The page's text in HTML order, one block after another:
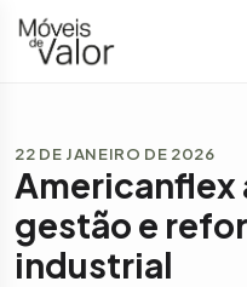
22 DE JANEIRO DE 2026
Americanflex
gestão e
industrial